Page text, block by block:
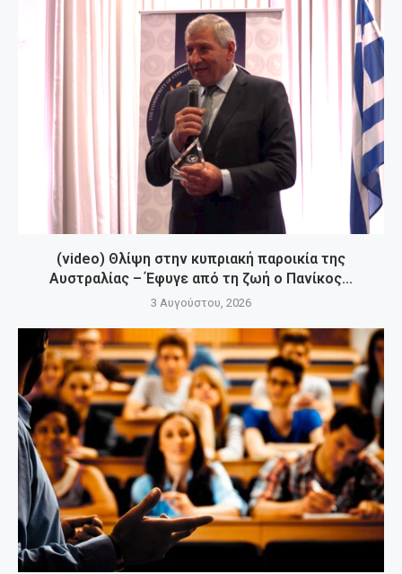
(video) Θλίψη στην κυπριακή παροικία της
Αυστραλίας – Έφυγε από τη ζωή ο Πανίκος...
3 Αυγούστου, 2026